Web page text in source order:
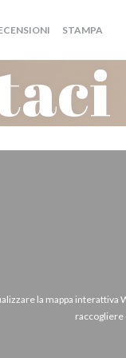
STAMPA
la mappa interattiva
raccogliere